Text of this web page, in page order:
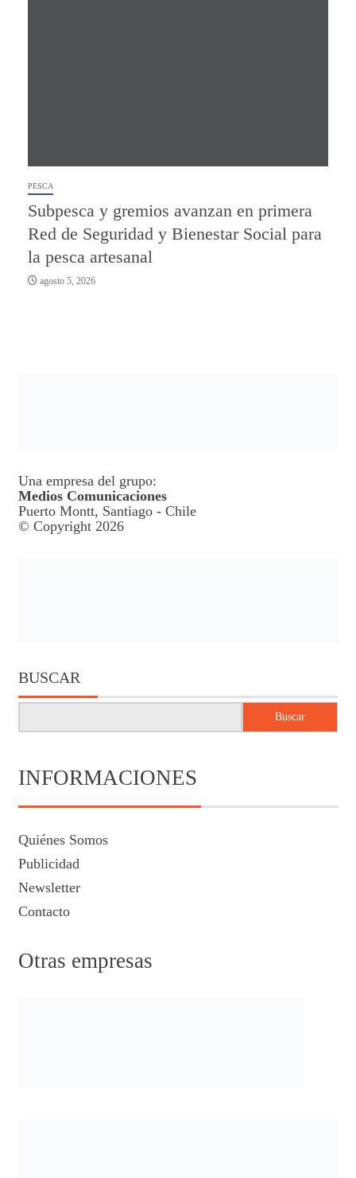
PESCA
Subpesca y gremios avanzan en primera
Red de Seguridad y Bienestar Social para
la pesca artesanal
agosto 5, 2026
Una empresa del grupo:
Medios Comunicaciones
Puerto Montt, Santiago - Chile
© Copyright 2026
BUSCAR
Buscar
INFORMACIONES
Quiénes Somos
Publicidad
Newsletter
Contacto
Otras empresas